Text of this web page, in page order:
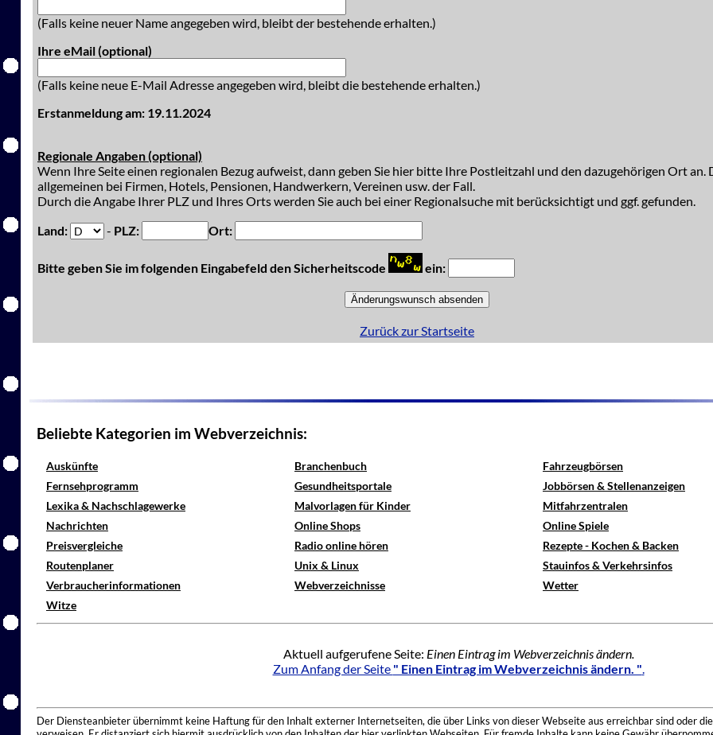
(Falls keine neuer Name angegeben wird, bleibt der bestehende erhalten.)
Ihre eMail (optional)
(Falls keine neue E-Mail Adresse angegeben wird, bleibt die bestehende erhalten.)
Erstanmeldung am: 19.11.2024
Regionale Angaben (optional)
Wenn Ihre Seite einen regionalen Bezug aufweist, dann geben Sie hier bitte Ihre Postleitzahl und den dazugehörigen Ort an.
allgemeinen bei Firmen, Hotels, Pensionen, Handwerkern, Vereinen usw. der Fall.
Durch die Angabe Ihrer PLZ und Ihres Orts werden Sie auch bei einer Regionalsuche mit berücksichtigt und ggf. gefunden.
Land:
- PLZ: Ort:
Bitte geben Sie im folgenden Eingabefeld den Sicherheitscode ein:
Zurück zur Startseite
Beliebte Kategorien im Webverzeichnis:
Auskünfte Branchenbuch
Fahrzeugbörsen
Fernsehprogramm
Gesundheitsportale
Jobbörsen & Stellenanzeigen
Lexika & Nachschlagewerke
Malvorlagen für Kinder
Mitfahrzentralen
Nachrichten
Online Shops
Online Spiele
Preisvergleiche
Radio online hören
Rezepte - Kochen & Backen
Routenplaner
Unix & Linux
Stauinfos & Verkehrsinfos
Verbraucherinformationen
Webverzeichnisse
Wetter
Witze
Aktuell aufgerufene Seite: Einen Eintrag im Webverzeichnis ändern.
Zum Anfang der Seite " Einen Eintrag im Webverzeichnis ändern. ".
Der Diensteanbieter übernimmt keine Haftung für den Inhalt externer Internetseiten, die über Links von dieser Webseite aus erreichbar sind oder